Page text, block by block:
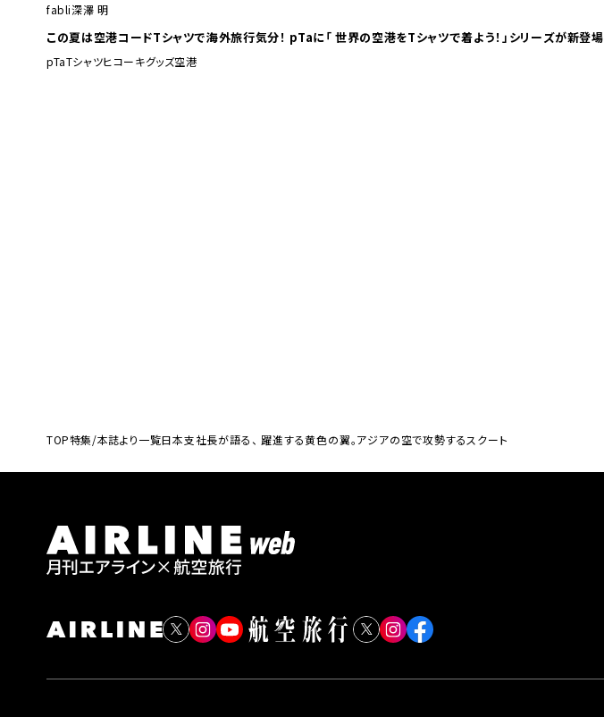
fabli深澤 明
この夏は空港コードTシャツで海外旅行気分！ pTaに「 世界の空港をTシャツで着よう！」シリーズが新登場
pTaTシャツヒコーキグッズ空港
TOP特集/本誌より一覧日本支社長が語る、 躍進する黄色の翼。アジアの空で攻勢するスクート